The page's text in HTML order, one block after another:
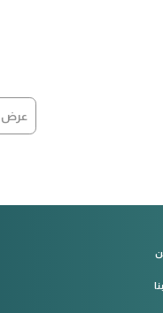
عرض